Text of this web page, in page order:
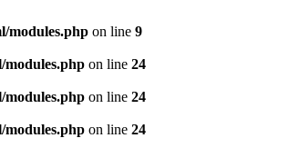
modules.php on line 9
on line 24
on line 24
on line 24